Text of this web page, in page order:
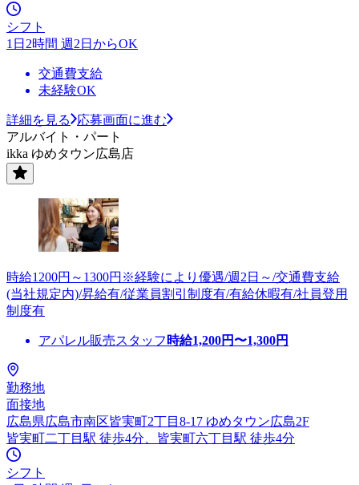
シフト
1日2時間 週2日からOK
交通費支給
未経験OK
詳細を見る
応募画面に進む
アルバイト・パート
ikka ゆめタウン広島店
時給1200円～1300円※経験により優遇/週2日～/交通費支給
(当社規定内)/昇給有/従業員割引制度有/有給休暇有/社員登用
制度有
アパレル販売スタッフ 時給1,200円〜1,300円
勤務地
面接地
広島県広島市南区皆実町2丁目8-17 ゆめタウン広島2F
皆実町二丁目駅 徒歩4分、皆実町六丁目駅 徒歩4分
シフト